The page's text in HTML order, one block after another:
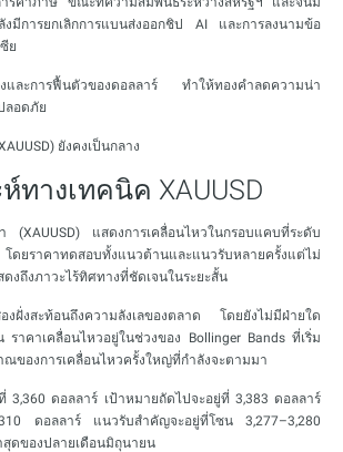
งมีการยกเลิกการแบนส่งออกชิป AI และการลงนามข้อ
ย
งและการฟื้นตัวของดอลลาร์ ทำให้ทองคำลดความน่า
ลอดภัย
ยังคงเป็นกลาง
ทางเทคนิค XAUUSD
แสดงการเคลื่อนไหวในกรอบแคบที่ระดับ
ดยราคาทดสอบทั้งแนวต้านและแนวรับหลายครั้งแต่ไม่
งถึงภาวะไร้ทิศทางที่ชัดเจนในระยะสั้น
งฝั่งสะท้อนถึงความลังเลของตลาด โดยยังไม่มีฝ่ายใด
ราคาเคลื่อนไหวอยู่ในช่วงของ Bollinger Bands ที่เริ่ม
ของการเคลื่อนไหวครั้งใหญ่ที่กำลังจะตามมา
3,360 ดอลลาร์ เป้าหมายถัดไปจะอยู่ที่ 3,383 ดอลลาร์
ดอลลาร์ แนวรับสำคัญจะอยู่ที่โซน 3,277–3,280
สุดของปลายเดือนมิถุนายน